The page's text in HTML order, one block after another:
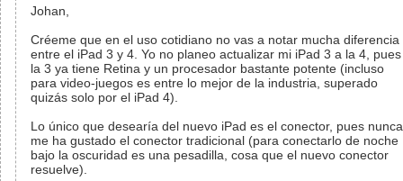
Johan,
Créeme que en el uso cotidiano no vas a notar mucha diferencia
entre el iPad 3 y 4. Yo no planeo actualizar mi iPad 3 a la 4, pues
la 3 ya tiene Retina y un procesador bastante potente (incluso
para video-juegos es entre lo mejor de la industria, superado
quizás solo por el iPad 4).
Lo único que desearía del nuevo iPad es el conector, pues nunca
me ha gustado el conector tradicional (para conectarlo de noche
bajo la oscuridad es una pesadilla, cosa que el nuevo conector
resuelve).